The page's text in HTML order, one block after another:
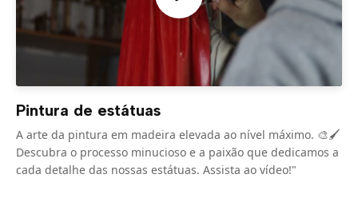
Pintura de estátuas
A arte da pintura em madeira elevada ao nível máximo. 🎨🖌️
Descubra o processo minucioso e a paixão que dedicamos a
cada detalhe das nossas estátuas. Assista ao vídeo!"